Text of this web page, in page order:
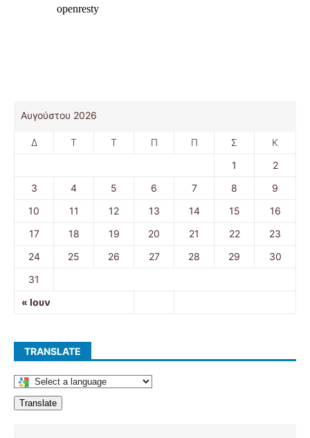
Αυγούστου 2026
Δ Τ Τ Π Π Σ Κ
« Ιουν
1
2
3
4 5 6 7 8
9
10
11 12 13 14 15
16
17
18 19 20 21 22
23
24
25 26 27 28 29
30
31
TRANSLATE
Translate